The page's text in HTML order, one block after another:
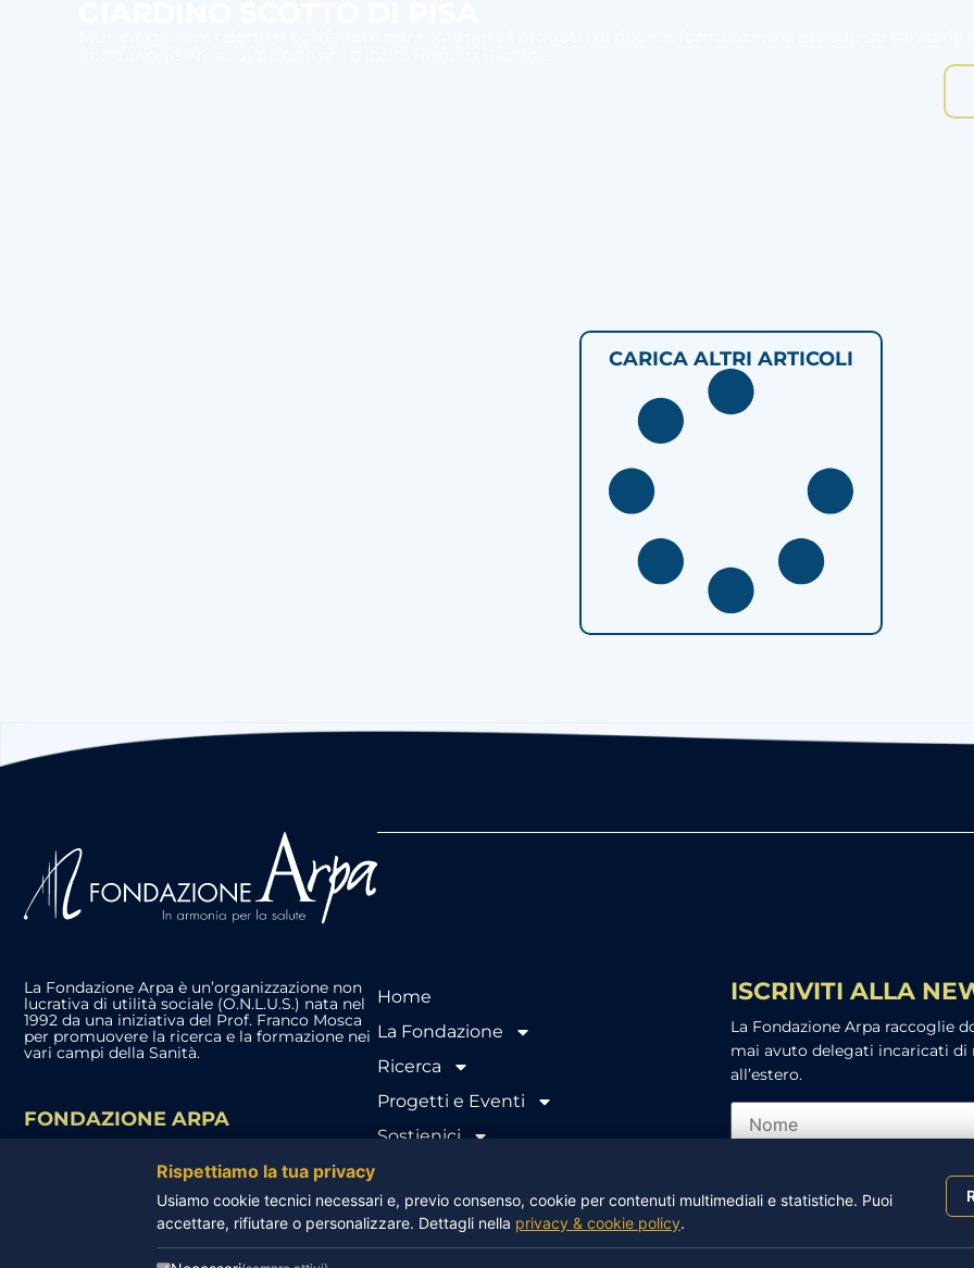
CARICA ALTRI ARTICOLI
La Fondazione Arpa è un’organizzazione non
lucrativa di utilità sociale (O.N.L.U.S.) nata nel
1992 da una iniziativa del Prof. Franco Mosca
per promuovere la ricerca e la formazione nei
vari campi della Sanità.
FONDAZIONE ARPA
info@fondazionearpa.it
Home
La Fondazione
Ricerca
Progetti e Eventi
Sostienici
Contattaci
ISCRIVITI ALLA
La Fondazione Arpa raccoglie
mai avuto delegati incaricati di
all’estero.
Ho letto e accetto
Rispettiamo la tua privacy
Usiamo cookie tecnici necessari e, previo consenso, cookie per contenuti multimediali e statistiche. Puoi
accettare, rifiutare o personalizzare. Dettagli nella privacy & cookie policy.